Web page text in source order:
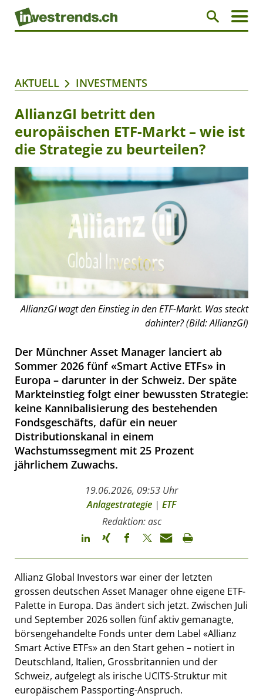
AKTUELL INVESTMENTS
AllianzGI betritt den
europäischen ETF-Markt – wie ist
die Strategie zu beurteilen?
AllianzGI wagt den Einstieg in den ETF-Markt. Was steckt
dahinter? (Bild: AllianzGI)
Der Münchner Asset Manager lanciert ab
Sommer 2026 fünf «Smart Active ETFs» in
Europa – darunter in der Schweiz. Der späte
Markteinstieg folgt einer bewussten Strategie:
keine Kannibalisierung des bestehenden
Fondsgeschäfts, dafür ein neuer
Distributionskanal in einem
Wachstumssegment mit 25 Prozent
jährlichem Zuwachs.
19.06.2026, 09:53 Uhr
Anlagestrategie | ETF
Redaktion: asc
Allianz Global Investors war einer der letzten
grossen deutschen Asset Manager ohne eigene ETF-
Palette in Europa. Das ändert sich jetzt. Zwischen Juli
und September 2026 sollen fünf aktiv gemanagte,
börsengehandelte Fonds unter dem Label «Allianz
Smart Active ETFs» an den Start gehen – notiert in
Deutschland, Italien, Grossbritannien und der
Schweiz, aufgelegt als irische UCITS-Struktur mit
europäischem Passporting-Anspruch.